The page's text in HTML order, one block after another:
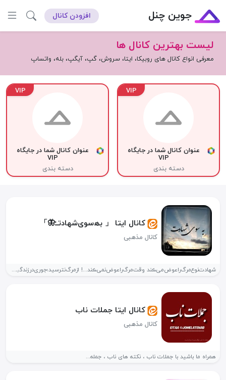
جوین چنل افزودن کانال
لیست بهترین کانال ها
معرفی انواع کانال های روبیکا، ایتا، سروش، گپ، آیگپ، بله، واتساپ
VIP
عنوان کانال شما در جایگاه
VIP
دسته بندی
VIP
عنوان کانال شما در جایگاه
VIP
دسته بندی
کانال ایتا 「 بھﺳﻮﻯﺷﻬﺎﺩﺗــْ🦋」
کانال مذهبی
شھادت‌‌نوع‌مرگ‌را‌عوض‌می‌ڪند وقت‌مرگ‌را‌عوض‌نمی‌ڪند...! ازمرگ‌نترسید؛جوری‌درزندگۍ حرڪت‌کنیدڪه‌خداوندشھادت رانصیبتان‌ڪند‌و‌ازدنیاببرد! -#شھید‌جوادمحمدی🌱
کانال ایتا جملات ناب
کانال مذهبی
همراه ما باشید با جملات ناب ، نکته های ناب ، جمله...